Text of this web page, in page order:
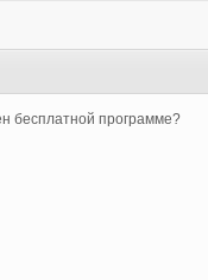
бесплатной программе?